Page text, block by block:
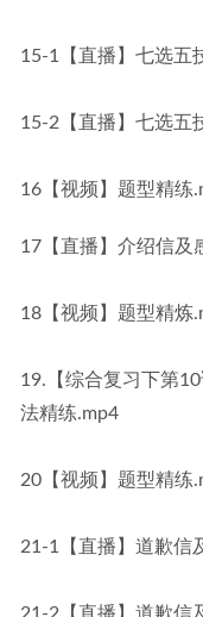
15-1【直播】七选五
15-2【直播】七选五
16【视频】题型精练
17【直播】介绍信及
18【视频】题型精炼
19.【综合复习下第
法精练.mp4
20【视频】题型精练
21-1【直播】道歉信